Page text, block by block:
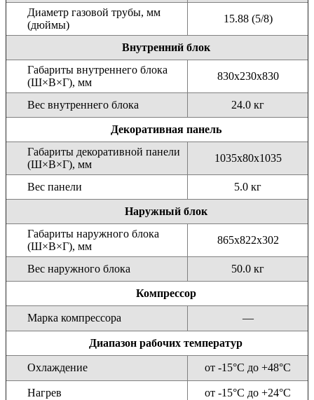
Диаметр газовой трубы, мм
(дюймы)
15.88 (5/8)
Внутренний блок
Габариты внутреннего блока
(Ш×В×Г), мм
830х230х830
Вес внутреннего блока 24.0 кг
Декоративная панель
Габариты декоративной панели
(Ш×В×Г), мм
1035х80х1035
Вес панели 5.0 кг
Наружный блок
Габариты наружного блока
(Ш×В×Г), мм
865x822x302
Вес наружного блока 50.0 кг
Компрессор
Марка компрессора —
Диапазон рабочих температур
Охлаждение от -15°С до +48°С
Нагрев
от -15°С до +24°С